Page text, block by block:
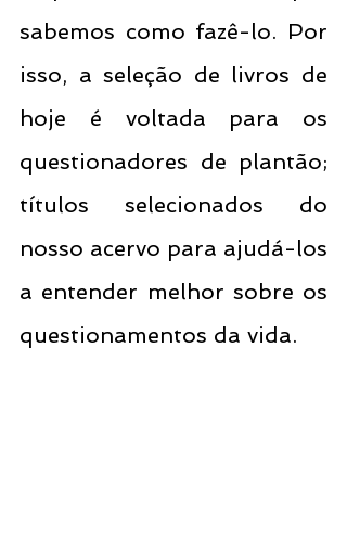
sabemos como fazê-lo. Por
isso, a seleção de livros de
hoje é voltada para os
questionadores de plantão;
títulos selecionados do
nosso acervo para ajudá-los
a entender melhor sobre os
questionamentos da vida.